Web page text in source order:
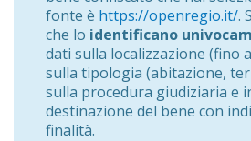
fonte è https://openregio.it/.
che lo identificano
dati sulla localizzazione (fino
sulla tipologia (abitazione,
sulla procedura giudiziaria e
destinazione del bene con
finalità.